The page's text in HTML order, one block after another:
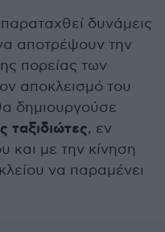
δυνάμεις
αποτρέψουν την
πορείας των
αποκλεισμό του
δημιουργούσε
ταξιδιώτες, εν
και με την κίνηση
να παραμένει